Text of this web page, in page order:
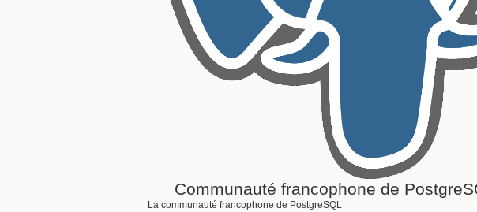
Communauté francophone de
La communauté francophone de PostgreSQL